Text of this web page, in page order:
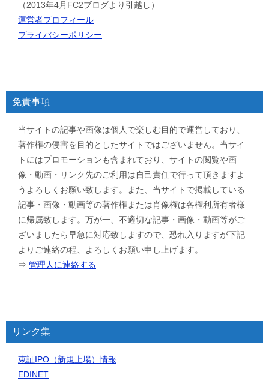
（2013年4月FC2ブログより引越し）
運営者プロフィール
プライバシーポリシー
免責事項
当サイトの記事や画像は個人で楽しむ目的で運営しており、
著作権の侵害を目的としたサイトではございません。当サイ
トにはプロモーションも含まれており、サイトの閲覧や画
像・動画・リンク先のご利用は自己責任で行って頂きますよ
うよろしくお願い致します。また、当サイトで掲載している
記事・画像・動画等の著作権または肖像権は各権利所有者様
に帰属致します。万が一、不適切な記事・画像・動画等がご
ざいましたら早急に対応致しますので、恐れ入りますが下記
よりご連絡の程、よろしくお願い申し上げます。
⇒ 管理人に連絡する
リンク集
東証IPO（新規上場）情報
EDINET